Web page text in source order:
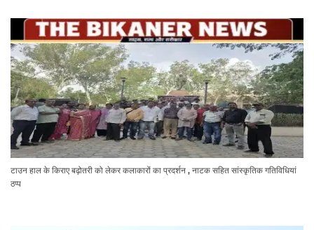
टाउन हाल के किराए बढ़ोतरी को लेकर कलाकारों का प्रदर्शन , नाटक सहित सांस्कृतिक गतिविधियां
ठप्प